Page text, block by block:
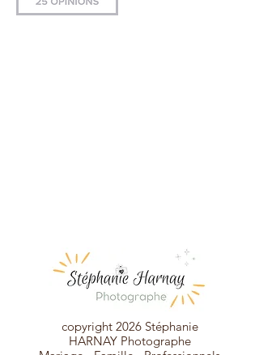
copyright 2026 Stéphanie
HARNAY Photographe